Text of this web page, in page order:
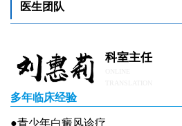
医生团队
科室主任
多年临床经验
●青少年白癜风诊疗